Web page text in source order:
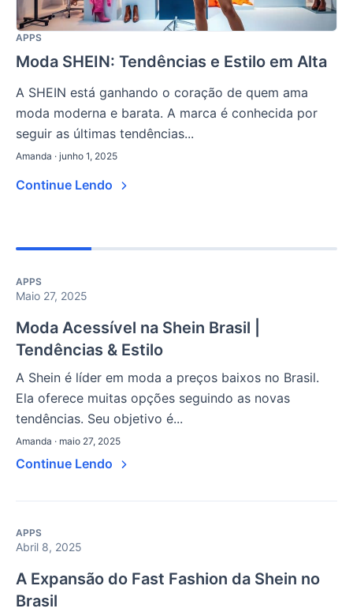
APPS
Moda SHEIN: Tendências e Estilo em Alta
A SHEIN está ganhando o coração de quem ama
moda moderna e barata. A marca é conhecida por
seguir as últimas tendências...
Amanda · junho 1, 2025
Continue Lendo
APPS
Maio 27, 2025
Moda Acessível na Shein Brasil |
Tendências & Estilo
A Shein é líder em moda a preços baixos no Brasil.
Ela oferece muitas opções seguindo as novas
tendências. Seu objetivo é...
Amanda · maio 27, 2025
Continue Lendo
APPS
Abril 8, 2025
A Expansão do Fast Fashion da Shein no
Brasil